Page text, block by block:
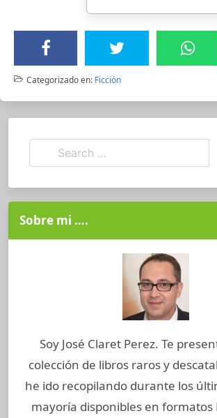
Categorizado en: Ficción
Sobre mi ….
Soy José Claret Perez. Te
colección de libros raros y
he ido recopilando durante los
mayoría disponibles en formatos